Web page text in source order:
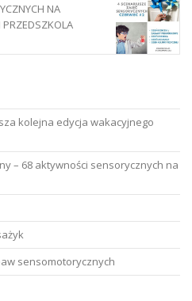
NA
PRZEDSZKOLA
kolejna edycja wakacyjnego
– 68 aktywności sensorycznych na
sensomotorycznych